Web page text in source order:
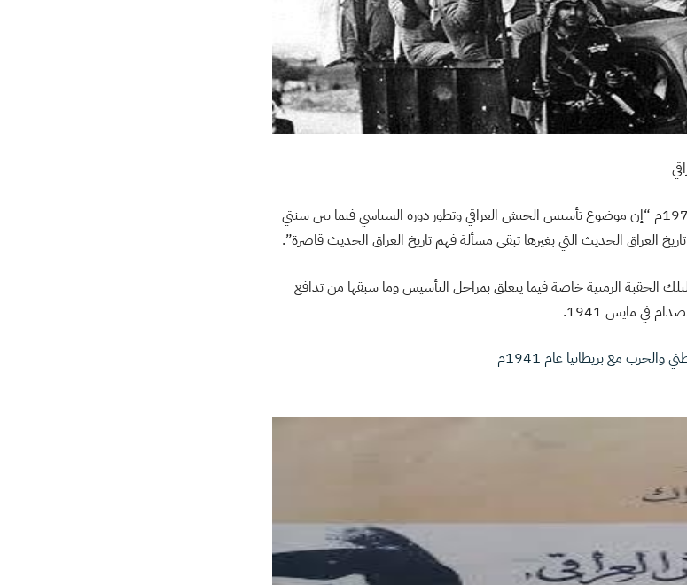
تقول الخطاب في مقدمة الكتاب الصادر عام 1979م “إن موضوع تأسيس الجيش العراقي وتطور دوره السياسي فيما بين سنتي
تصورًا جيدًا لتلك الحقبة الزمنية خاصة فيما يتعلق بمراحل التأسيس وما سبقها من تدافع
في مايس 1941.
مع بريطانيا عام 1941م